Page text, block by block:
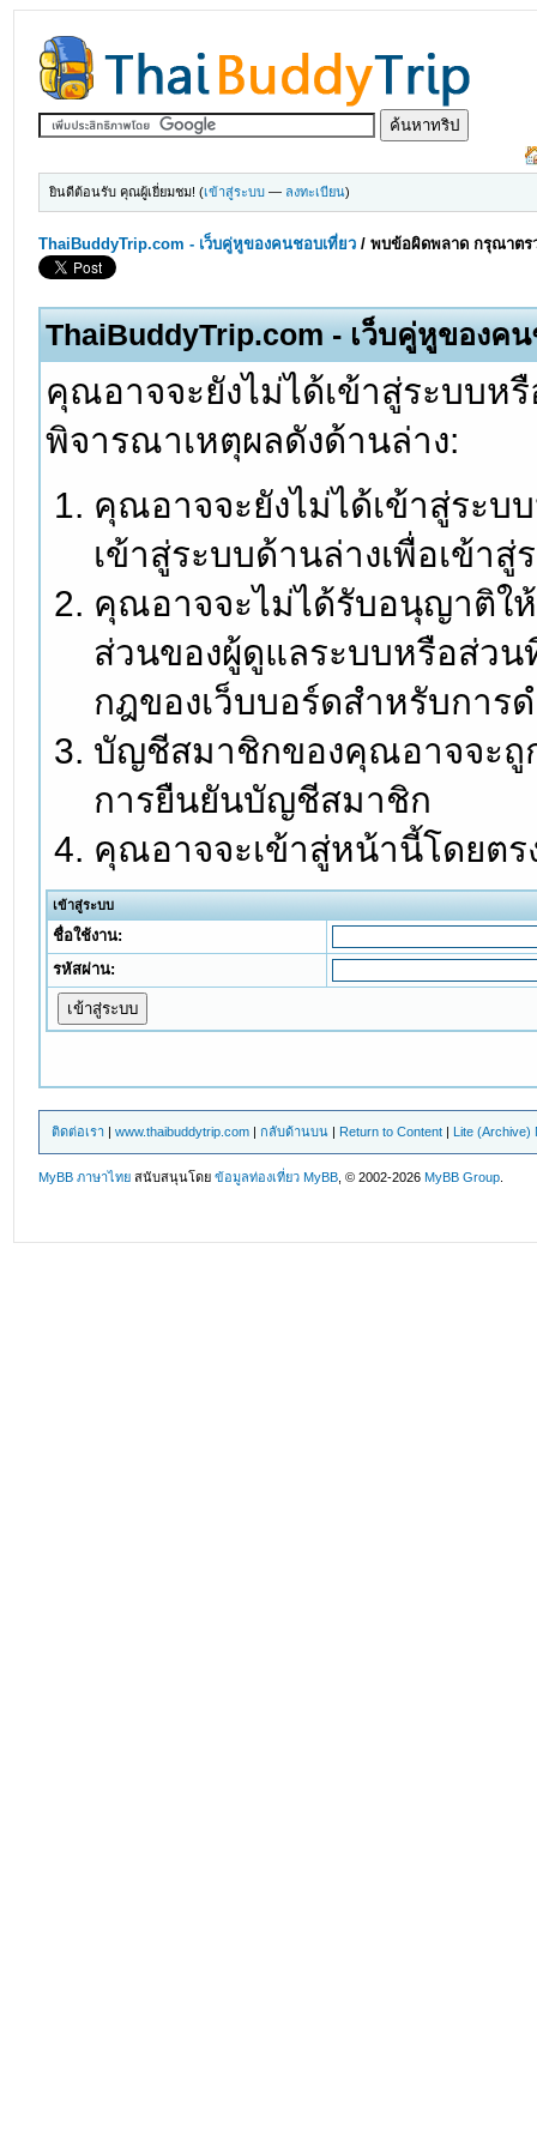
ยินดีต้อนรับ คุณผู้เยี่ยมชม! (เข้าสู่ระบบ — ลงทะเบียน)
ThaiBuddyTrip.com - เว็บคู่หูของคนชอบเที่ยว /พบข้อผิดพลาด กรุณาตร
ThaiBuddyTrip.com - เว็บคู่หูของค
คุณอาจจะยังไม่ได้เข้าสู่ระบบ
พิจารณาเหตุผลดังด้านล่าง:
คุณอาจจะยังไม่ได้เข้าสู่ระบ
เข้าสู่ระบบด้านล่างเพื่อเข้า
คุณอาจจะไม่ได้รับอนุญาติใ
ส่วนของผู้ดูแลระบบหรือส่ว
กฎของเว็บบอร์ดสำหรับการ
บัญชีสมาชิกของคุณอาจจะถู
การยืนยันบัญชีสมาชิก
คุณอาจจะเข้าสู่หน้านี้โดยต
เข้าสู่ระบบ
ชื่อใช้งาน:
รหัสผ่าน:
ติดต่อเรา |www.thaibuddytrip.com |กลับด้านบน | Return to Content | Lite (Archive)
MyBB ภาษาไทย สนับสนุนโดยข้อมูลท่องเที่ยว MyBB , © 2002-2026MyBB Group